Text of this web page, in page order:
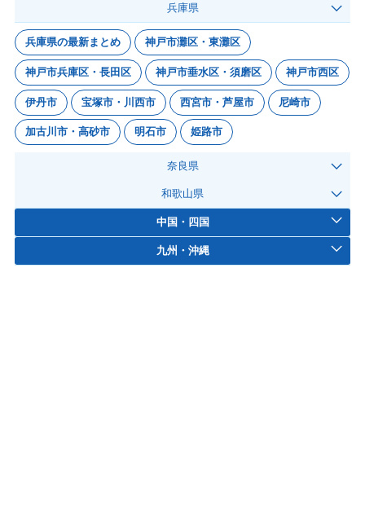
兵庫県
兵庫県の最新まとめ 神戸市灘区・東灘区
神戸市兵庫区・長田区 神戸市垂水区・須磨区 神戸市西区
伊丹市 宝塚市・川西市 西宮市・芦屋市 尼崎市
加古川市・高砂市 明石市 姫路市
奈良県
和歌山県
中国・四国
九州・沖縄